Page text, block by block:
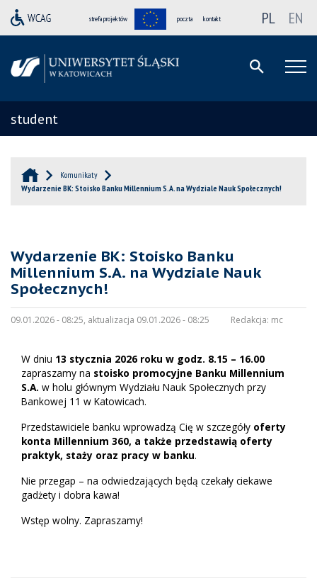
strefa projektów poczta kontakt PL EN
student
Komunikaty
Wydarzenie BK: Stoisko Banku Millennium S.A. na Wydziale Nauk Społecznych!
Wydarzenie BK: Stoisko Banku
Millennium S.A. na Wydziale Nauk
Społecznych!
09.01.2026 - 08:25, aktualizacja 09.01.2026 - 08:25 Redakcja: mc
W dniu 13 stycznia 2026 roku w godz. 8.15 – 16.00
zapraszamy na stoisko promocyjne Banku Millennium
S.A. w holu głównym Wydziału Nauk Społecznych przy
Bankowej 11 w Katowicach.
Przedstawiciele banku wprowadzą Cię w szczegóły oferty
konta Millennium 360, a także przedstawią oferty
praktyk, staży oraz pracy w banku.
Nie przegap – na odwiedzających będą czekały ciekawe
gadżety i dobra kawa!
Wstęp wolny. Zapraszamy!